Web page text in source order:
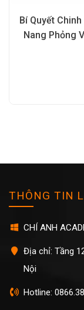
Bí Quyết
Nang Phỏng
THÔNG TIN
CHÍ ANH
Địa chỉ: Tầng
Nội
Hotline: